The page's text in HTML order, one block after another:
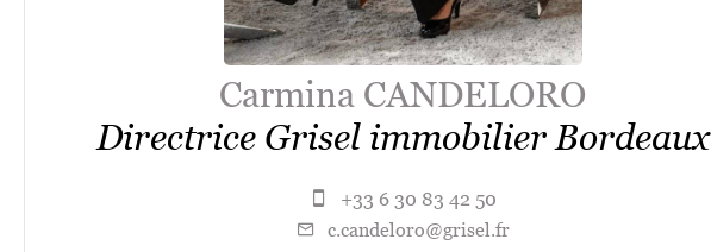
Carmina CANDELORO
Directrice Grisel immobilier Bordeaux
+33 6 30 83 42 50
c.candeloro@grisel.fr